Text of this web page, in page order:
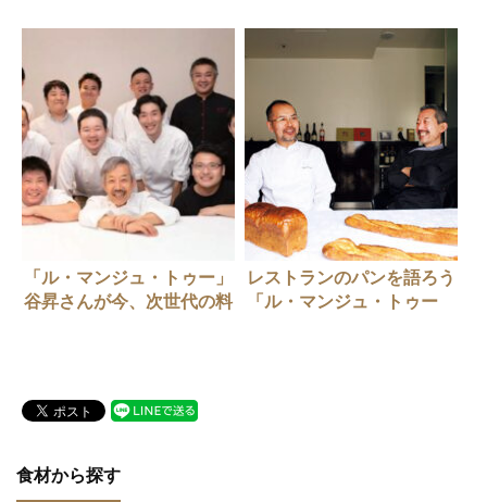
「ル・マンジュ・トゥー」
谷昇さんが今、次世代の料
レストランのパンを語ろう
「ル・マンジュ・トゥー
食材から探す